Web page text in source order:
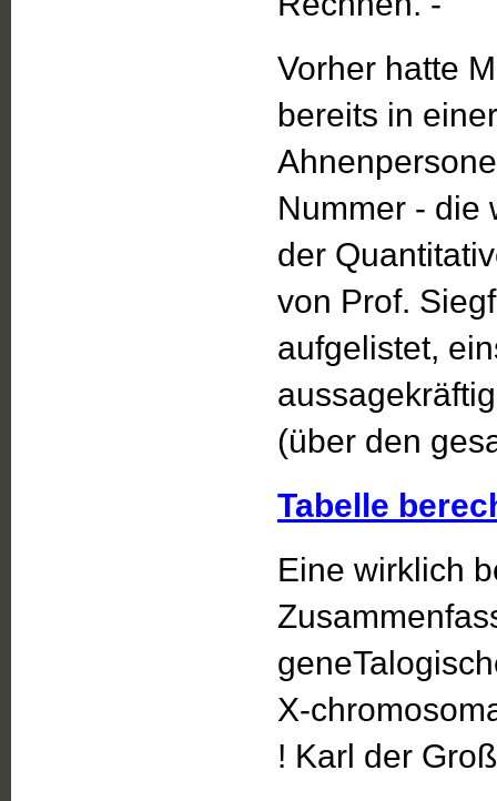
Vorher hatte
bereits in
Nummer - die
der
von Prof.
aufgelistet,
(über den
Tabelle
Eine wirklich
X-
! Karl der